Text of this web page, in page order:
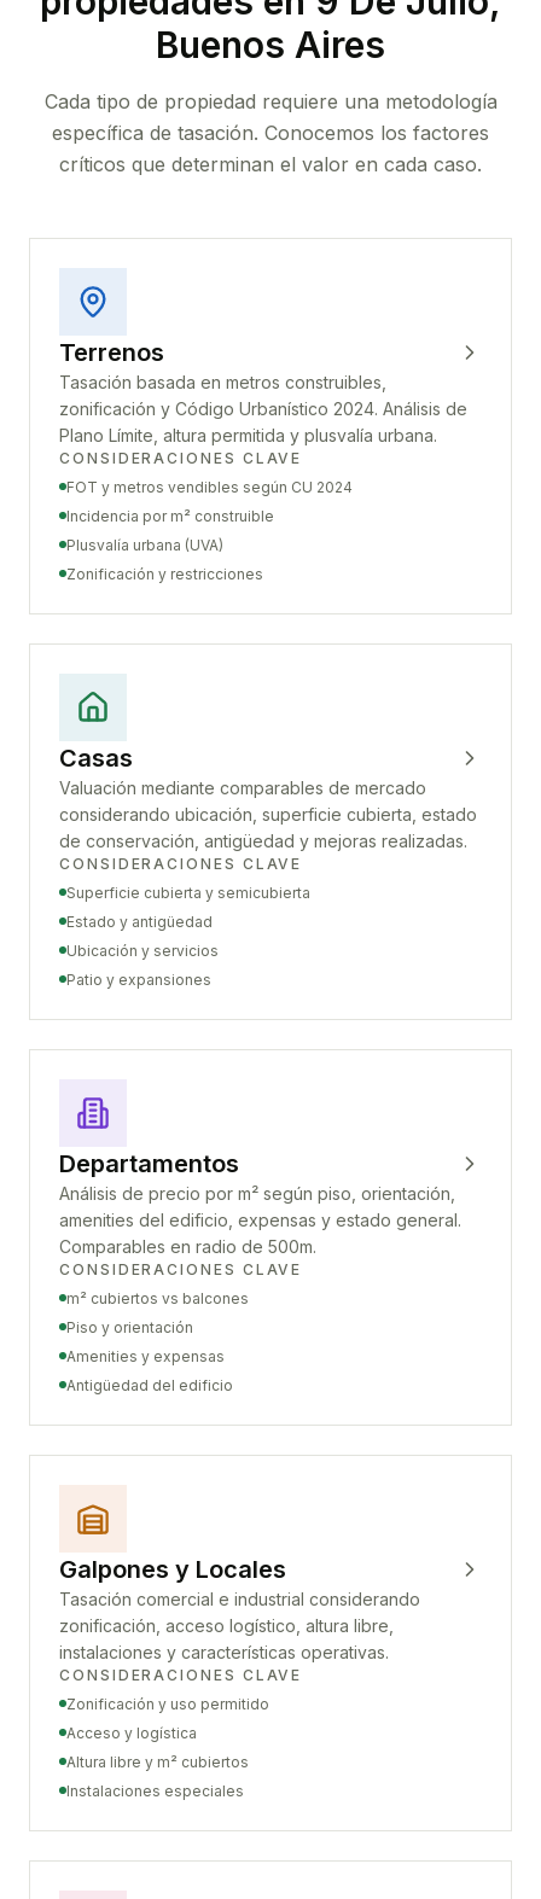
Buenos Aires
Cada tipo de propiedad requiere una metodología
específica de tasación. Conocemos los factores
críticos que determinan el valor en cada caso.
Terrenos
Tasación basada en metros construibles,
zonificación y Código Urbanístico 2024. Análisis de
Plano Límite, altura permitida y plusvalía urbana.
CONSIDERACIONES CLAVE
FOT y metros vendibles según CU 2024
Incidencia por m² construible
Plusvalía urbana (UVA)
Zonificación y restricciones
Casas
Valuación mediante comparables de mercado
considerando ubicación, superficie cubierta, estado
de conservación, antigüedad y mejoras realizadas.
CONSIDERACIONES CLAVE
Superficie cubierta y semicubierta
Estado y antigüedad
Ubicación y servicios
Patio y expansiones
Departamentos
Análisis de precio por m² según piso, orientación,
amenities del edificio, expensas y estado general.
Comparables en radio de 500m.
CONSIDERACIONES CLAVE
m² cubiertos vs balcones
Piso y orientación
Amenities y expensas
Antigüedad del edificio
Galpones y Locales
Tasación comercial e industrial considerando
zonificación, acceso logístico, altura libre,
instalaciones y características operativas.
CONSIDERACIONES CLAVE
Zonificación y uso permitido
Acceso y logística
Altura libre y m² cubiertos
Instalaciones especiales